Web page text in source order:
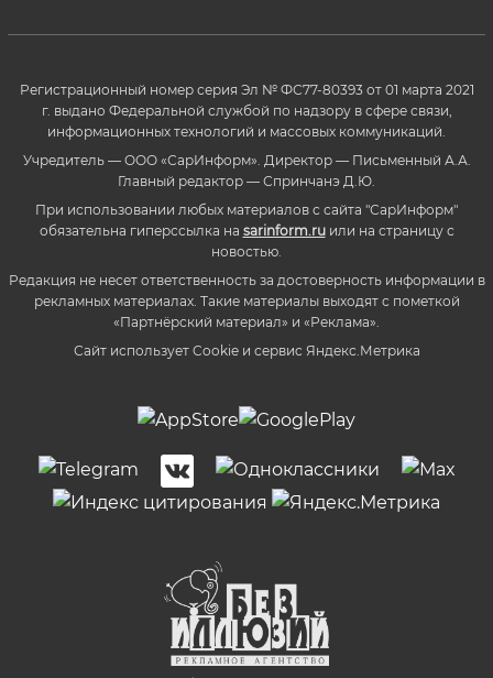
Регистрационный номер серия Эл № ФС77-80393 от 01 марта 2021
г. выдано Федеральной службой по надзору в сфере связи,
информационных технологий и массовых коммуникаций.
Учредитель — ООО «СарИнформ». Директор — Письменный А.А.
Главный редактор — Спринчанэ Д.Ю.
При использовании любых материалов с сайта "СарИнформ"
обязательна гиперссылка на sarinform.ruили на страницу с
новостью.
Редакция не несет ответственность за достоверность информации в
рекламных материалах. Такие материалы выходят с пометкой
«Партнёрский материал» и «Реклама».
Сайт использует Cookie и сервиc Яндекс.Метрика